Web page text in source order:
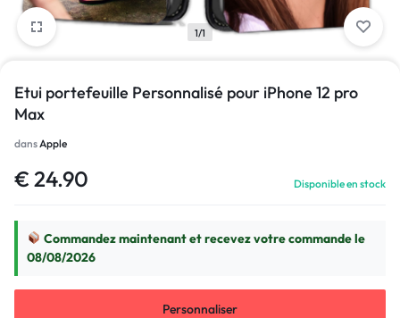
1/1
Etui portefeuille Personnalisé pour iPhone 12 pro
Max
dansApple
€ 24.90 Disponible en stock
Commandez maintenant et recevez votre commande le
08/08/2026
Personnaliser